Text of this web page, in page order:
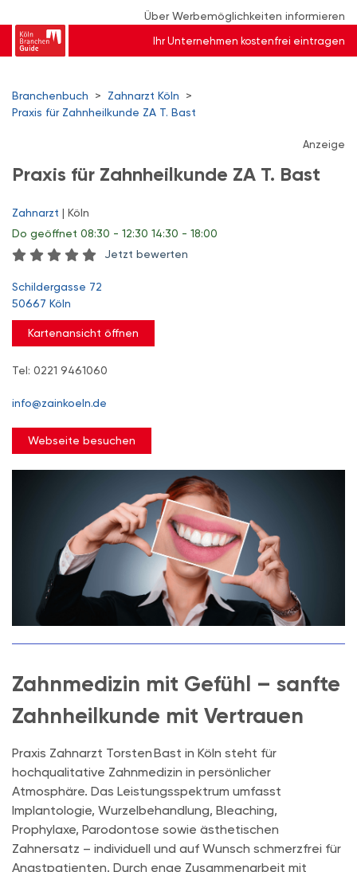
Über Werbemöglichkeiten informieren
Ihr Unternehmen kostenfrei eintragen
Branchenbuch > Zahnarzt Köln
>
Praxis für Zahnheilkunde ZA T. Bast
Anzeige
Praxis für Zahnheilkunde ZA T. Bast
Zahnarzt | Köln
Do geöffnet 08:30 - 12:30 14:30 - 18:00
Jetzt bewerten
Schildergasse 72
50667 Köln
Kartenansicht öffnen
Tel: 0221 9461060
info@zainkoeln.de
Webseite besuchen
Zahnmedizin mit Gefühl – sanfte
Zahnheilkunde mit Vertrauen
Praxis Zahnarzt Torsten Bast in Köln steht für
hochqualitative Zahnmedizin in persönlicher
Atmosphäre. Das Leistungsspektrum umfasst
Implantologie, Wurzelbehandlung, Bleaching,
Prophylaxe, Parodontose sowie ästhetischen
Zahnersatz – individuell und auf Wunsch schmerzfrei für
Angstpatienten. Durch enge Zusammenarbeit mit